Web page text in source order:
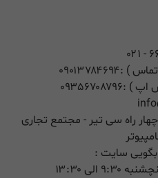
- ۰۲۱
) :۰۹۰۱۳۷۸۴۶۹۴
اپ ) :۰۹۳۵۶۷۰۸۷۹۶
راه سی تیر - مجتمع تجاری
سایت :